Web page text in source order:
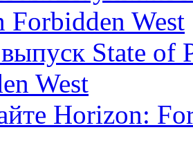
Forbidden West
State of
West
Horizon: